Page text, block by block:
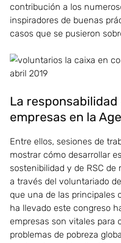
contribución a los
inspiradores de buenas
casos que se pusieron
La responsabilidad
empresas en la
Entre ellos, sesiones de
mostrar cómo desarrollar
sostenibilidad y de RSC
a través del voluntariado
que una de las principales
ha llevado este congreso
empresas son vitales para
problemas de pobreza